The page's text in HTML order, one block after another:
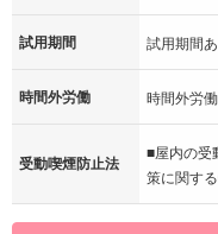
試用期間 試用期間
時間外労働 時間外労
受動喫煙防止法
■屋内の受
策に関す